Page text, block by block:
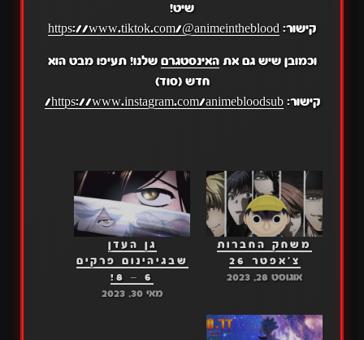
שיט!
קישור: https://www.tiktok.com/@animeintheblood
וכמובן שיש גם אתהאינסטגרם שלנו! תעיפו מבט הוא
חדש (סוד)
קישור:https://www.instagram.com/animebloodsub/
משחק החברות
צ'אפטר 26
אוגוסט 28, 2023
גן העדן
שבגיהינום פרקים
6 – 8!
מאי 30, 2023